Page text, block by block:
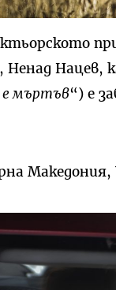
Ненад
е мъртъв“) е